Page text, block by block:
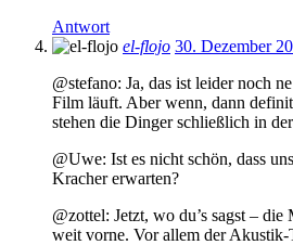
Antwort
el-flojo 30. Dezember
@stefano: Ja, das ist leider noch
Film läuft. Aber wenn, dann
stehen die Dinger schließlich in
@Uwe: Ist es nicht schön, dass
Kracher erwarten?
@zottel: Jetzt, wo du’s sagst –
weit vorne. Vor allem der